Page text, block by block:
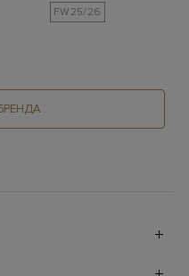
FW25/26
города. На сайте